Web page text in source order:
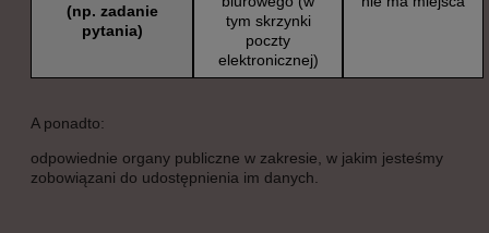
(np. zadanie
pytania)
tym skrzynki
poczty
elektronicznej)
A ponadto:
odpowiednie organy publiczne w zakresie, w jakim jesteśmy
zobowiązani do udostępnienia im danych.